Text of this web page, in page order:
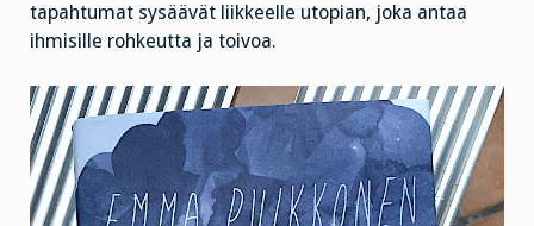
tapahtumat sysäävät liikkeelle utopian, joka antaa
ihmisille rohkeutta ja toivoa.